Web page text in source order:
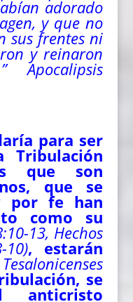
adorado
y que no
sus frentes ni
y reinaron
Apocalipsis
para ser
Tribulación
que son
que se
por fe han
como su
13, Hechos
10), estarán
se